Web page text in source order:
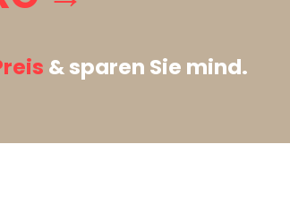
& sparen Sie mind.